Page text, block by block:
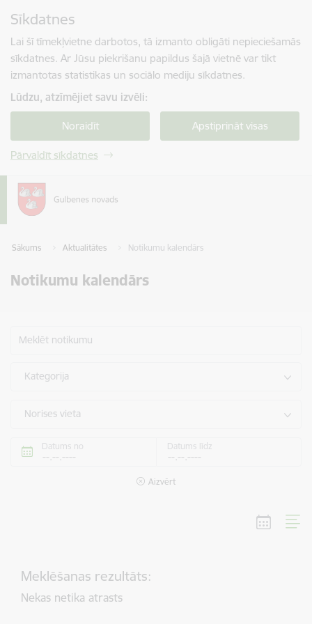
Sīkdatnes
Lai šī tīmekļvietne darbotos, tā izmanto obligāti nepieciešamās
sīkdatnes. Ar Jūsu piekrišanu papildus šajā vietnē var tikt
izmantotas statistikas un sociālo mediju sīkdatnes.
Lūdzu, atzīmējiet savu izvēli:
Noraidīt Apstiprināt visas
Pārvaldīt sīkdatnes
Sākums Aktualitātes Notikumu kalendārs
Notikumu kalendārs
Meklēt notikumu
Kategorija
Norises vieta
Datums no Datums līdz
Aizvērt
Meklēšanas rezultāts:
Nekas netika atrasts